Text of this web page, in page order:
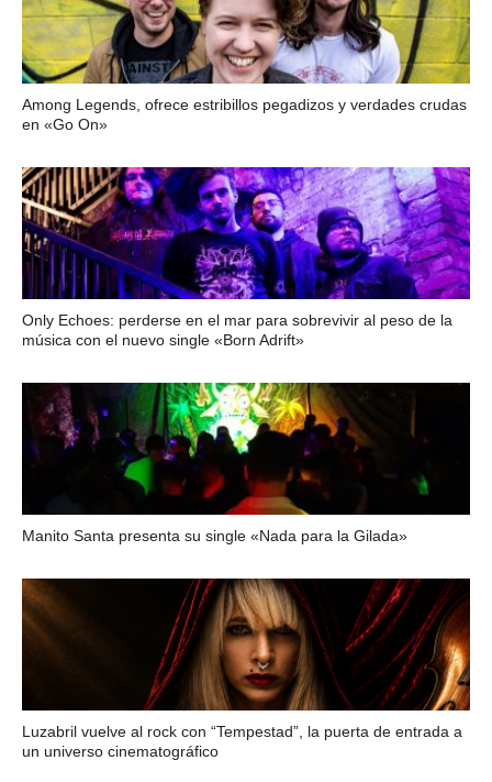
Among Legends, ofrece estribillos pegadizos y verdades crudas
en «Go On»
Only Echoes: perderse en el mar para sobrevivir al peso de la
música con el nuevo single «Born Adrift»
Manito Santa presenta su single «Nada para la Gilada»
Luzabril vuelve al rock con “Tempestad”, la puerta de entrada a
un universo cinematográfico